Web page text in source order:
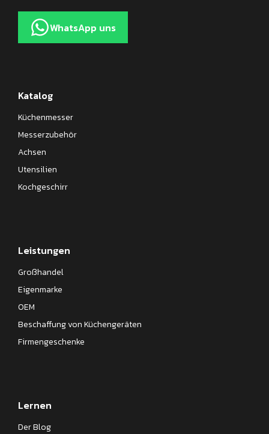
WhatsApp uns
Katalog
Küchenmesser
Messerzubehör
Achsen
Utensilien
Kochgeschirr
Leistungen
Großhandel
Eigenmarke
OEM
Beschaffung von Küchengeräten
Firmengeschenke
Lernen
Der Blog